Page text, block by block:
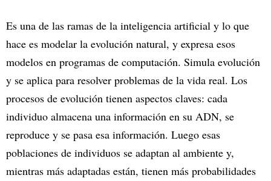
Es una de las ramas de la inteligencia artificial y lo que
hace es modelar la evolución natural, y expresa esos
modelos en programas de computación. Simula evolución
y se aplica para resolver problemas de la vida real. Los
procesos de evolución tienen aspectos claves: cada
individuo almacena una información en su ADN, se
reproduce y se pasa esa información. Luego esas
poblaciones de individuos se adaptan al ambiente y,
mientras más adaptadas están, tienen más probabilidades